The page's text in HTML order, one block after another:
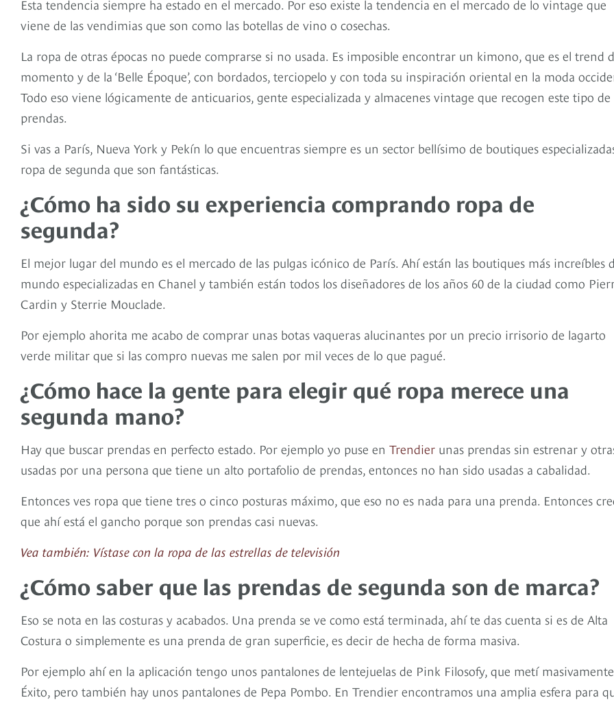
Esta tendencia siempre ha estado en el mercado. Por eso existe la tendencia en el mercado de lo vintage que
viene de las vendimias que son como las botellas de vino o cosechas.
La ropa de otras épocas no puede comprarse si no usada. Es imposible encontrar un kimono, que es el trend
momento y de la ‘Belle Époque’, con bordados, terciopelo y con toda su inspiración oriental en la moda
Todo eso viene lógicamente de anticuarios, gente especializada y almacenes vintage que recogen este tipo de
prendas.
Si vas a París, Nueva York y Pekín lo que encuentras siempre es un sector bellísimo de boutiques
ropa de segunda que son fantásticas.
¿Cómo ha sido su experiencia comprando ropa de
segunda?
El mejor lugar del mundo es el mercado de las pulgas icónico de París. Ahí están las boutiques más increíbles
mundo especializadas en Chanel y también están todos los diseñadores de los años 60 de la ciudad como
Cardin y Sterrie Mouclade.
Por ejemplo ahorita me acabo de comprar unas botas vaqueras alucinantes por un precio irrisorio de lagarto
verde militar que si las compro nuevas me salen por mil veces de lo que pagué.
¿Cómo hace la gente para elegir qué ropa merece una
segunda mano?
Hay que buscar prendas en perfecto estado. Por ejemplo yo puse en Trendier unas prendas sin estrenar y
usadas por una persona que tiene un alto portafolio de prendas, entonces no han sido usadas a cabalidad.
Entonces ves ropa que tiene tres o cinco posturas máximo, que eso no es nada para una prenda. Entonces
que ahí está el gancho porque son prendas casi nuevas.
Vea también: Vístase con la ropa de las estrellas de televisión
¿Cómo saber que las prendas de segunda son de marca?
Eso se nota en las costuras y acabados. Una prenda se ve como está terminada, ahí te das cuenta si es de Alta
Costura o simplemente es una prenda de gran superficie, es decir de hecha de forma masiva.
Por ejemplo ahí en la aplicación tengo unos pantalones de lentejuelas de Pink Filosofy, que metí
Éxito, pero también hay unos pantalones de Pepa Pombo. En Trendier encontramos una amplia esfera para